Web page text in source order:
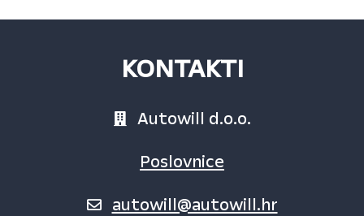
KONTAKTI
Autowill d.o.o.
Poslovnice
autowill@autowill.hr